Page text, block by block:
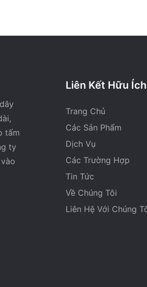
tấm
ty
Liên Kết Hữu Ích
Trang Chủ
Các Sản Phẩm
Dịch Vụ
Các Trường Hợp
Tin Tức
Về Chúng Tôi
Liên Hệ Với Chúng